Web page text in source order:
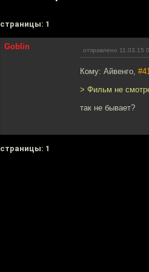
cтраницы: 1
Goblin отправлено 11.03.15
Кому: Айвенго,
> Фильм не
так не бывает?
cтраницы: 1